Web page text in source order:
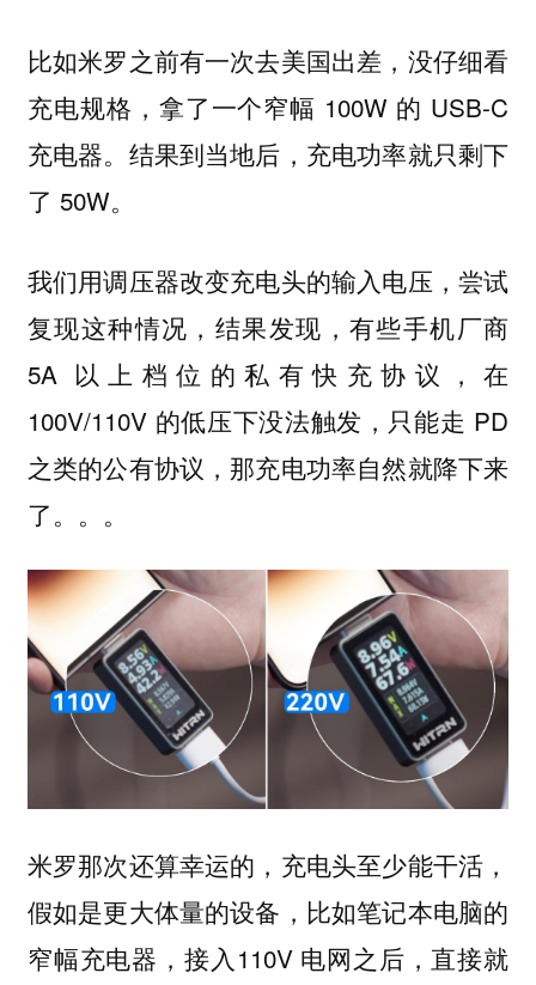
比如米罗之前有一次去美国出差，没仔细看
充电规格，拿了一个窄幅 100W 的 USB-C
充电器。结果到当地后，充电功率就只剩下
了 50W。
我们用调压器改变充电头的输入电压，尝试
复现这种情况，结果发现，有些手机厂商
5A 以上档位的私有快充协议，在
100V/110V 的低压下没法触发，只能走 PD
之类的公有协议，那充电功率自然就降下来
了。。。
米罗那次还算幸运的，充电头至少能干活，
假如是更大体量的设备，比如笔记本电脑的
窄幅充电器，接入110V 电网之后，直接就